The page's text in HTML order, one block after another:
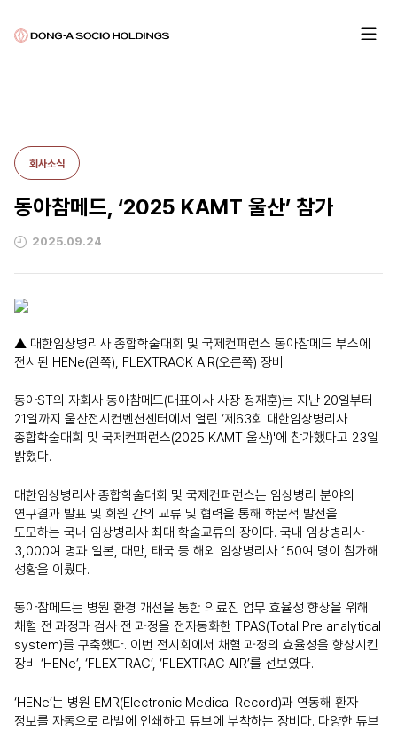
회사소식
동아참메드, ‘2025 KAMT 울산’ 참가
2025.09.24
▲ 대한임상병리사 종합학술대회 및 국제컨퍼런스 동아참메드 부스에
전시된 HENe(왼쪽), FLEXTRACK AIR(오른쪽) 장비
동아ST의 자회사 동아참메드(대표이사 사장 정재훈)는 지난 20일부터
21일까지 울산전시컨벤션센터에서 열린 ‘제63회 대한임상병리사
종합학술대회 및 국제컨퍼런스(2025 KAMT 울산)'에 참가했다고 23일
밝혔다.
대한임상병리사 종합학술대회 및 국제컨퍼런스는 임상병리 분야의
연구결과 발표 및 회원 간의 교류 및 협력을 통해 학문적 발전을
도모하는 국내 임상병리사 최대 학술교류의 장이다. 국내 임상병리사
3,000여 명과 일본, 대만, 태국 등 해외 임상병리사 150여 명이 참가해
성황을 이뤘다.
동아참메드는 병원 환경 개선을 통한 의료진 업무 효율성 향상을 위해
채혈 전 과정과 검사 전 과정을 전자동화한 TPAS(Total Pre analytical
system)를 구축했다. 이번 전시회에서 채혈 과정의 효율성을 향상시킨
장비 ‘HENe’, ‘FLEXTRAC’, ‘FLEXTRAC AIR’를 선보였다.
‘HENe’는 병원 EMR(Electronic Medical Record)과 연동해 환자
정보를 자동으로 라벨에 인쇄하고 튜브에 부착하는 장비다. 다양한 튜브